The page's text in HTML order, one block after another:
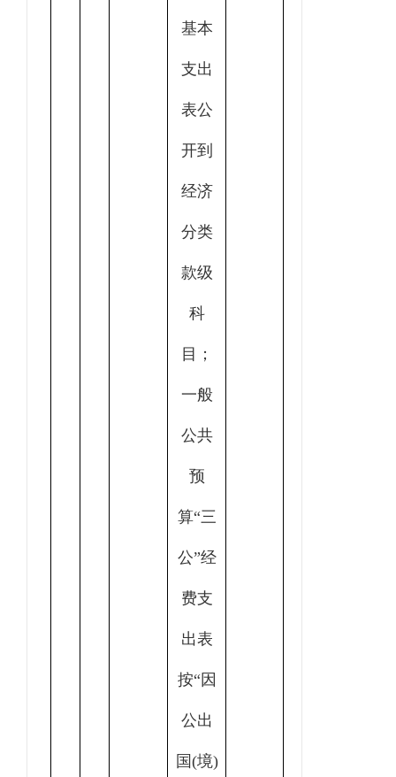
基本
支出
表公
开到
经济
分类
款级
科
目；
一般
公共
预
算“三
公”经
费支
出表
按“因
公出
国(境)